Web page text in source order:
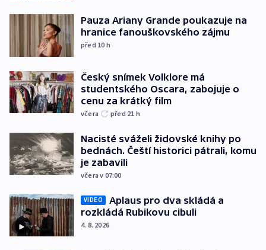
Pauza Ariany Grande poukazuje na
hranice fanouškovského zájmu
před 10 h
Český snímek Volklore má
studentského Oscara, zabojuje o
cenu za krátký film
včera před 21 h
Nacisté sváželi židovské knihy po
bednách. Čeští historici pátrali, komu
je zabavili
včera v 07:00
VIDEO
Aplaus pro dva skládá a
rozkládá Rubikovu cibuli
4. 8. 2026